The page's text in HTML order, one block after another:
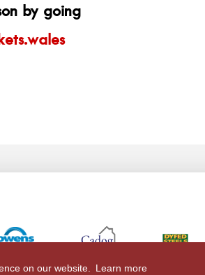
on our website. Learn more
by going